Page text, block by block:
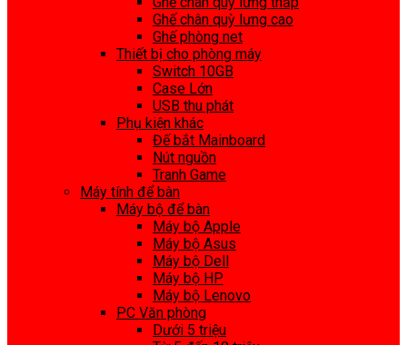
Ghế chân quỳ lưng cao
Ghế phòng net
Thiết bị cho phòng máy
Switch 10GB
Case Lớn
USB thu phát
Phụ kiện khác
Đế bắt Mainboard
Nút nguồn
Tranh Game
Máy tính để bàn
Máy bộ để bàn
Máy bộ Apple
Máy bộ Asus
Máy bộ Dell
Máy bộ HP
Máy bộ Lenovo
PC Văn phòng
Dưới 5 triệu